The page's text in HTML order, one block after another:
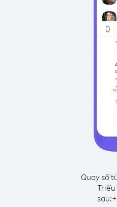
Quay số
sau:+